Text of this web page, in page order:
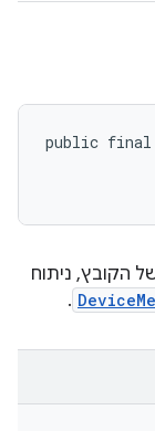
public final
הקובץ, ניתוח
.